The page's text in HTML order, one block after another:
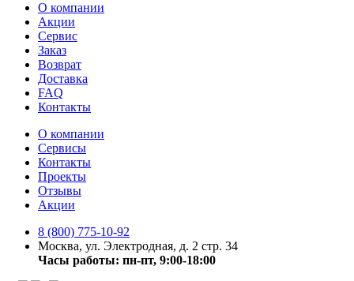
О компании
Акции
Сервис
Заказ
Возврат
Доставка
FAQ
Контакты
О компании
Сервисы
Контакты
Проекты
Отзывы
Акции
8 (800) 775-10-92
Москва, ул. Электродная, д. 2 стр. 34
Часы работы: пн-пт, 9:00-18:00